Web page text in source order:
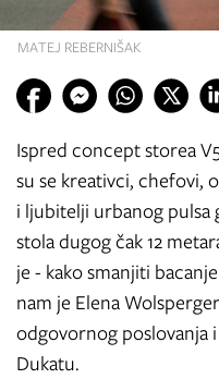
MATEJ REBERNIŠAK
Ispred concept storea
su se kreativci, chefovi,
i ljubitelji urbanog pulsa
stola dugog čak 12
je - kako smanjiti
nam je Elena
odgovornog poslovanja
Dukatu.